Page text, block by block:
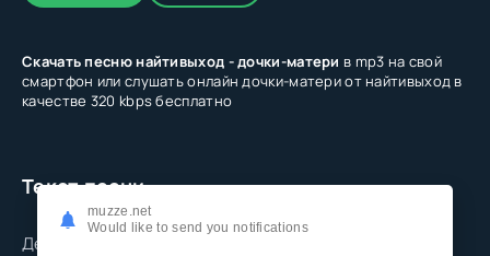
Скачать песню найтивыход - дочки-матери в mp3 на свой
смартфон или слушать онлайн дочки-матери от найтивыход в
качестве 320 kbps бесплатно
Текст песни
Девочка завязывает шнурки
muzze.net
Would like to send you notifications